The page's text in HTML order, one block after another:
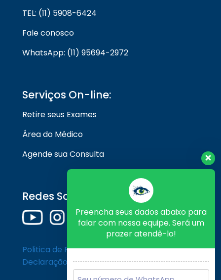
TEL: (11) 5908-6424
Fale conosco
WhatsApp: (11) 95694-2972
Serviços On-line:
Retire seus Exames
Área do Médico
Agende sua Consulta
Redes Sociais
Politica de Privacidade
Declaração de Cookies
Preencha seus dados abaixo para
falar com nossa equipe. Será um
prazer atendê-lo!